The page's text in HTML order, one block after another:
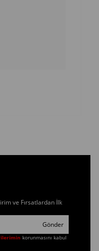
ve Fırsatlardan İlk
Gönder
korunmasını kabul